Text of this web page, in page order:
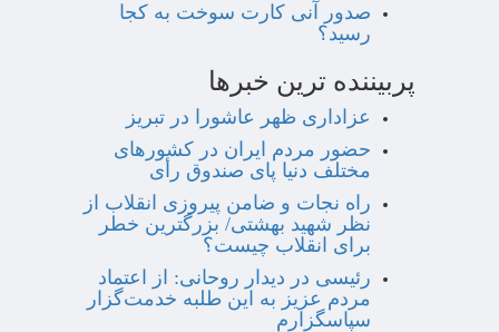
صدور آنی کارت سوخت به کجا
رسید؟
پربیننده ترین خبرها
عزاداری ظهر عاشورا در تبریز
حضور مردم ایران در کشورهای
مختلف دنیا پای صندوق رأی
راه نجات و ضامن پیروزی انقلاب از
نظر شهید بهشتی/ بزرگترین خطر
برای انقلاب چیست؟
رئیسی در دیدار روحانی: از اعتماد
مردم عزیز به این طلبه خدمت‌گزار
سپاسگزارم